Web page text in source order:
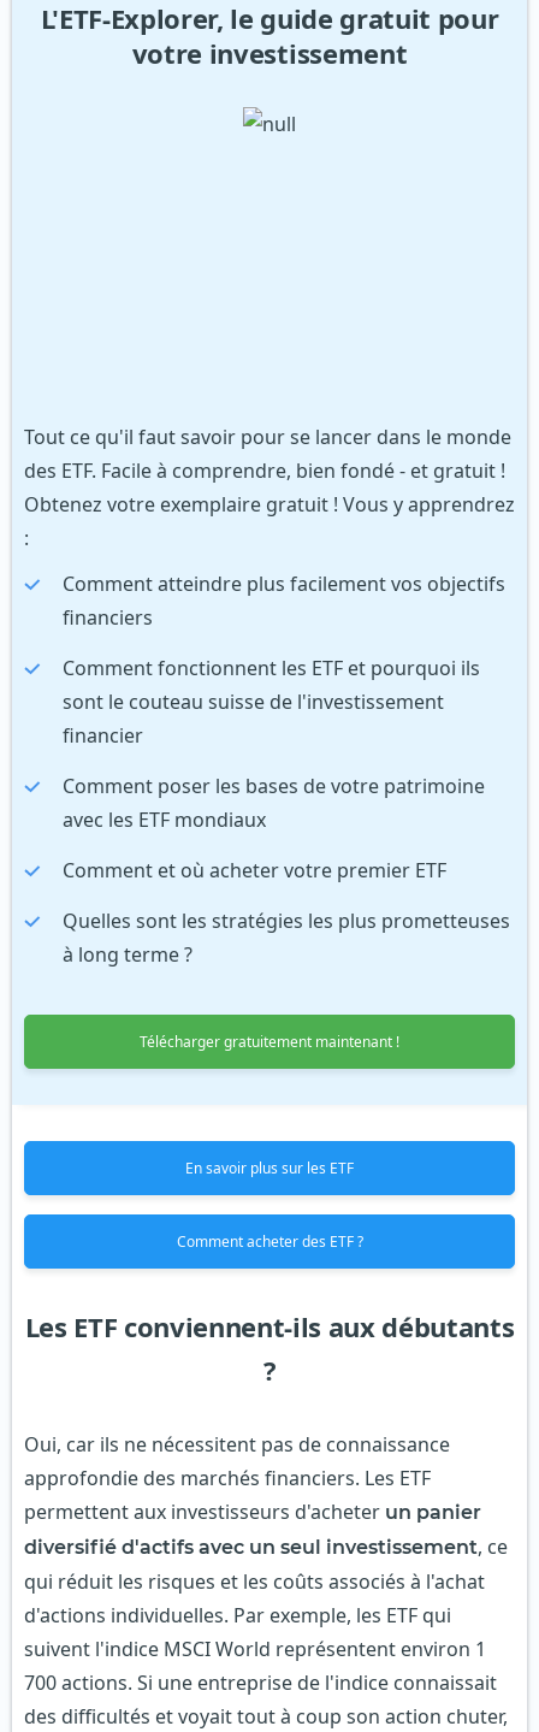
L'ETF-Explorer, le guide gratuit pour
votre investissement
Tout ce qu'il faut savoir pour se lancer dans le monde
des ETF. Facile à comprendre, bien fondé - et gratuit !
Obtenez votre exemplaire gratuit ! Vous y apprendrez
:
Comment atteindre plus facilement vos objectifs
financiers
Comment fonctionnent les ETF et pourquoi ils
sont le couteau suisse de l'investissement
financier
Comment poser les bases de votre patrimoine
avec les ETF mondiaux
Comment et où acheter votre premier ETF
Quelles sont les stratégies les plus prometteuses
à long terme ?
Télécharger gratuitement maintenant !
En savoir plus sur les ETF
Comment acheter des ETF ?
Les ETF conviennent-ils aux débutants
?
Oui, car ils ne nécessitent pas de connaissance
approfondie des marchés financiers. Les ETF
permettent aux investisseurs d'acheter un panier
diversifié d'actifs avec un seul investissement, ce
qui réduit les risques et les coûts associés à l'achat
d'actions individuelles. Par exemple, les ETF qui
suivent l'indice MSCI World représentent environ 1
700 actions. Si une entreprise de l'indice connaissait
des difficultés et voyait tout à coup son action chuter,